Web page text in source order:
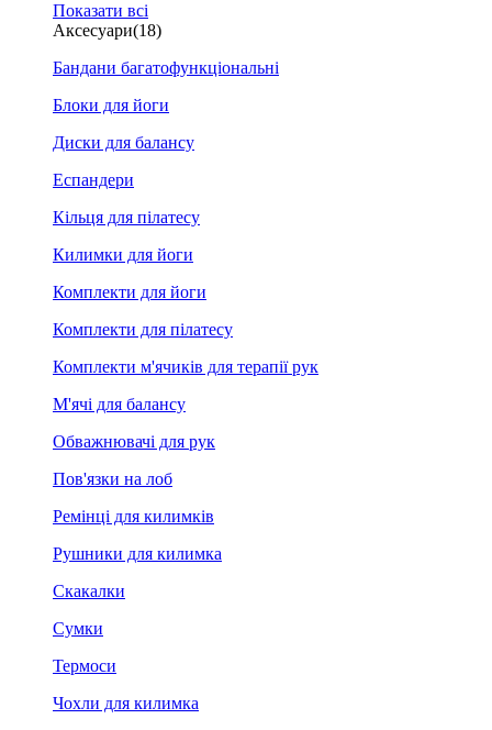
Показати всі
Аксесуари(18)
Бандани багатофункціональні
Блоки для йоги
Диски для балансу
Еспандери
Кільця для пілатесу
Килимки для йоги
Комплекти для йоги
Комплекти для пілатесу
Комплекти м'ячиків для терапії рук
М'ячі для балансу
Обважнювачі для рук
Пов'язки на лоб
Ремінці для килимків
Рушники для килимка
Скакалки
Сумки
Термоси
Чохли для килимка